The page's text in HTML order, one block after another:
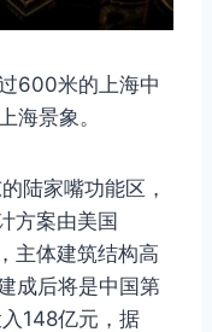
600米的上海中
海景象。
陆家嘴功能区，
方案由美国
主体建筑结构高
成后将是中国第
148亿元，据